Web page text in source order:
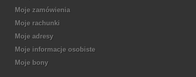
Moje zamówienia
Moje rachunki
Moje adresy
Moje informacje osobiste
Moje bony